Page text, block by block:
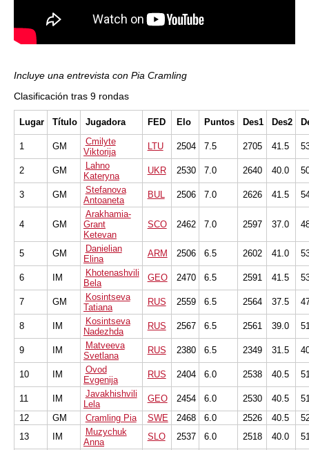
Incluye una entrevista con Pia Cramling
Clasificación tras 9 rondas
Lugar Título Jugadora FED Elo Puntos Des1 Des2
1 GM
Cmilyte
Viktorija
LTU 2504 7.5 2705 41.5
2 GM
Lahno
Kateryna
UKR 2530 7.0 2640 40.0
3 GM
Stefanova
Antoaneta
BUL 2506 7.0 2626 41.5
4 GM
Arakhamia-
Grant
Ketevan
SCO 2462 7.0 2597 37.0
5 GM
Danielian
Elina
ARM 2506 6.5 2602 41.0
6 IM
Khotenashvili
Bela
GEO 2470 6.5 2591 41.5
7 GM
Kosintseva
Tatiana
RUS 2559 6.5 2564 37.5
8 IM
Kosintseva
Nadezhda
RUS 2567 6.5 2561 39.0
9 IM
Matveeva
Svetlana
RUS 2380 6.5 2349 31.5
10 IM
Ovod
Evgenija
RUS 2404 6.0 2538 40.5
11 IM
Javakhishvili
Lela
GEO 2454 6.0 2530 40.5
12
GM Cramling Pia SWE 2468 6.0 2526 40.5
13
IM
Muzychuk
Anna
SLO 2537 6.0 2518 40.0